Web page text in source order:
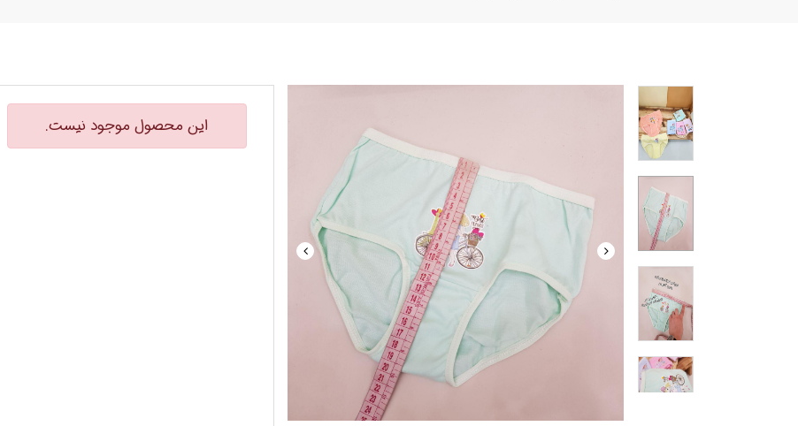
این محصول موجود نیست.